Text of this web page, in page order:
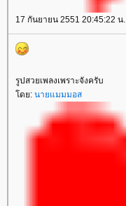
17 กันยายน 2551 20:45:22 น.
รูปสวยเพลงเพราะจังครับ
ดย: นายแมมมอส